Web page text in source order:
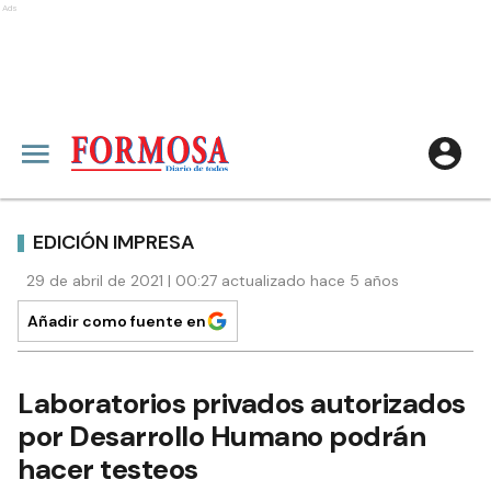
Ads
EDICIÓN IMPRESA
29 de abril de 2021 | 00:27 actualizado hace 5 años
Añadir como fuente en
Laboratorios privados autorizados
por Desarrollo Humano podrán
hacer testeos